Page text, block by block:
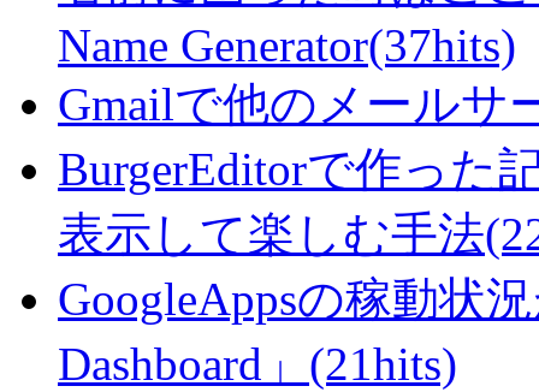
Name Generator(37hits)
Gmailで他のメールサ
BurgerEditorで作った
表示して楽しむ手法
GoogleAppsの稼動状
Dashboard」(21hits)